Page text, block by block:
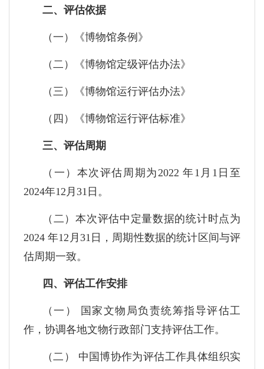
二、评估依据
（一）《博物馆条例》
（二）《博物馆定级评估办法》
（三）《博物馆运行评估办法》
（四）《博物馆运行评估标准》
三、评估周期
（一）本次评估周期为2022 年1月1日至
2024年12月31日。
（二）本次评估中定量数据的统计时点为
2024 年12月31日，周期性数据的统计区间与评
估周期一致。
四、评估工作安排
（一） 国家文物局负责统筹指导评估工
作，协调各地文物行政部门支持评估工作。
（二） 中国博协作为评估工作具体组织实